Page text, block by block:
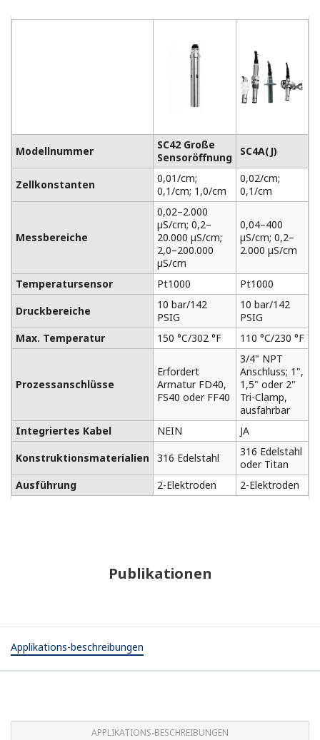
Modellnummer
SC42 Große
Sensoröffnung
SC4A(J)
Zellkonstanten
0,01/cm;
0,1/cm; 1,0/cm
0,02/cm;
0,1/cm
Messbereiche
0,02–2.000
µS/cm; 0,2–
20.000 µS/cm;
2,0–200.000
µS/cm
0,04–400
µS/cm; 0,2–
2.000 µS/cm
Temperatursensor
Pt1000 Pt1000
Druckbereiche
10 bar/142
PSIG
10 bar/142
PSIG
Max. Temperatur
150 °C/302 °F 110 °C/230 °F
Prozessanschlüsse
Erfordert
Armatur FD40,
FS40 oder FF40
3/4" NPT
Anschluss; 1",
1,5" oder 2"
Tri-Clamp,
ausfahrbar
Integriertes Kabel
NEIN JA
Konstruktionsmaterialien
316 Edelstahl
316 Edelstahl
oder Titan
Ausführung
2-Elektroden 2-Elektroden
Publikationen
Applikations-beschreibungen
APPLIKATIONS-BESCHREIBUNGEN